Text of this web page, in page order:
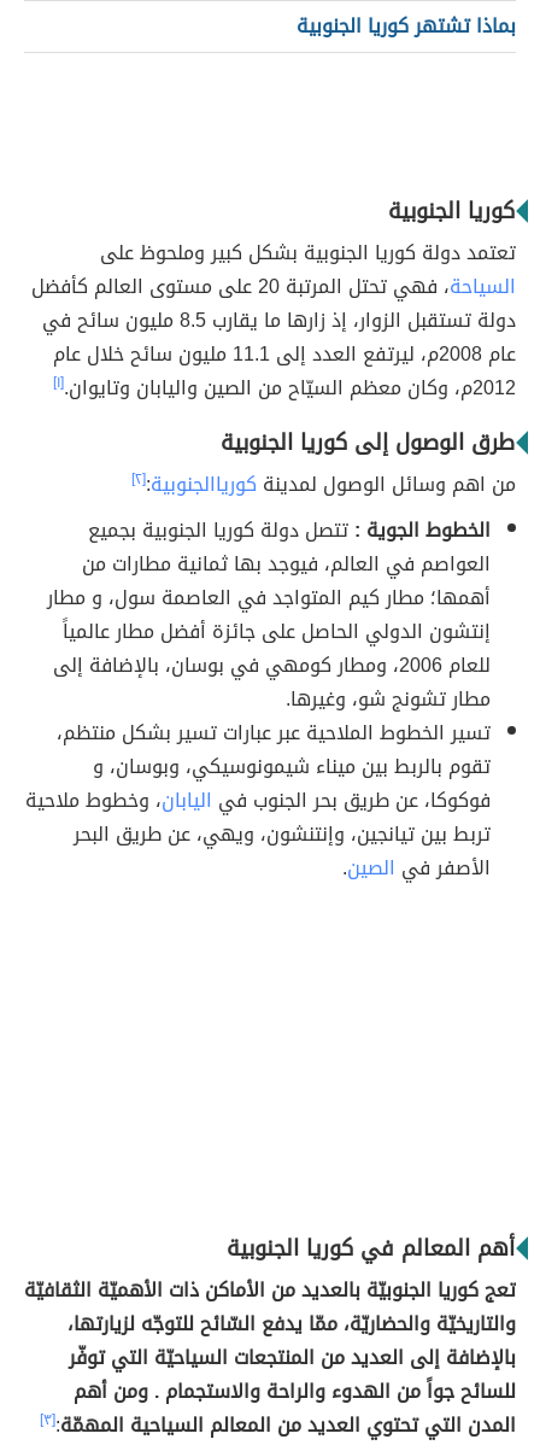
بماذا تشتهر كوريا الجنوبية
كوريا الجنوبية
تعتمد دولة كوريا الجنوبية بشكل كبير وملحوظ على
السياحة
، فهي تحتل المرتبة 20 على مستوى العالم كأفضل
دولة تستقبل الزوار، إذ زارها ما يقارب 8.5 مليون سائح في
عام 2008م، ليرتفع العدد إلى 11.1 مليون سائح خلال عام
2012م، وكان معظم السيّاح من الصين واليابان وتايوان.
[١]
طرق الوصول إلى كوريا الجنوبية
من اهم وسائل الوصول لمدينة كورياالجنوبية:[٢]
الخطوط الجوية :تتصل دولة كوريا الجنوبية بجميع
العواصم في العالم، فيوجد بها ثمانية مطارات من
أهمها؛ مطار كيم المتواجد في العاصمة سول، و مطار
إنتشون الدولي الحاصل على جائزة أفضل مطار عالمياً
للعام 2006، ومطار كومهي في بوسان، بالإضافة إلى
مطار تشونج شو، وغيرها.
تسير الخطوط الملاحية عبر عبارات تسير بشكل منتظم،
تقوم بالربط بين ميناء شيمونوسيكي، وبوسان، و
فوكوكا، عن طريق بحر الجنوب في اليابان، وخطوط ملاحية
تربط بين تيانجين، وإنتنشون، ويهي، عن طريق البحر
الأصفر في الصين.
أهم المعالم في كوريا الجنوبية
تعج كوريا الجنوبيّة بالعديد من الأماكن ذات الأهميّة الثقافيّة
والتاريخيّة والحضاريّة، ممّا يدفع السّائح للتوجّه لزيارتها،
بالإضافة إلى العديد من المنتجعات السياحيّة التي توفّر
للسائح جواً من الهدوء والراحة والاستجمام . ومن أهم
المدن التي تحتوي العديد من المعالم السياحية المهمّة:[٣]